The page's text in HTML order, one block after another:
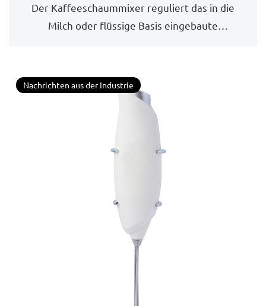
Der Kaffeeschaummixer reguliert das in die
Milch oder flüssige Basis eingebaute
Nachrichten aus der Industrie